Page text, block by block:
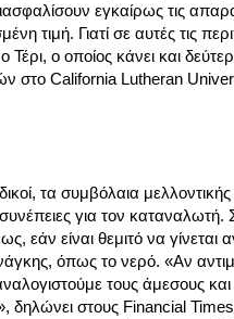
εγκαίρως τις
τιμή. Γιατί σε αυτές τις
Τέρι, ο οποίος κάνει και
στο California Lutheran
τα συμβόλαια
για τον καταναλωτή.
εάν είναι θεμιτό να γίνεται
όπως το νερό. «Αν
τους άμεσους
δηλώνει στους Financial